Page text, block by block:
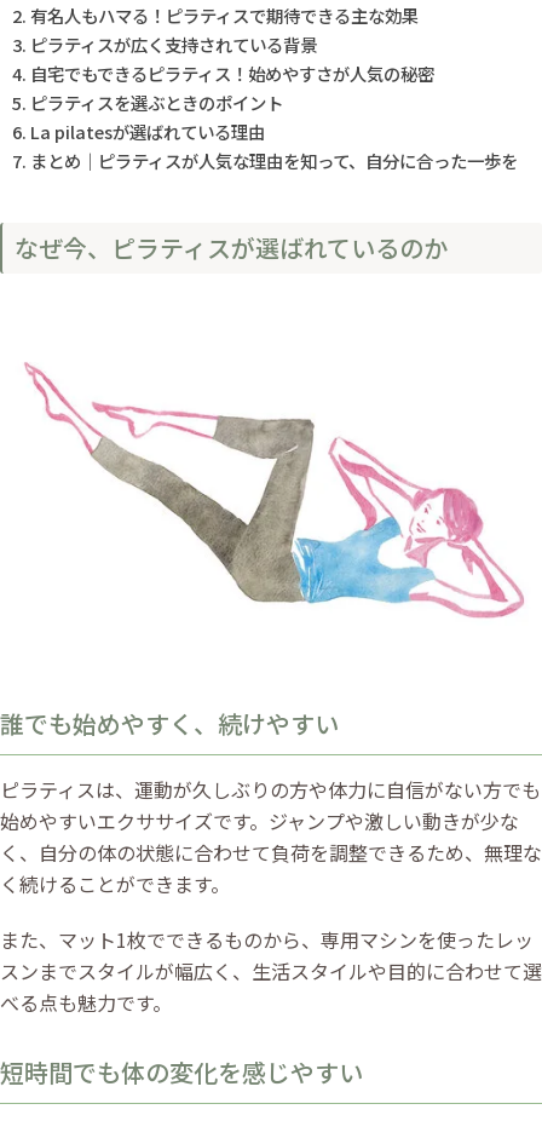
有名人もハマる！ピラティスで期待できる主な効果
ピラティスが広く支持されている背景
自宅でもできるピラティス！始めやすさが人気の秘密
ピラティスを選ぶときのポイント
La pilatesが選ばれている理由
まとめ｜ピラティスが人気な理由を知って、自分に合った一歩を
なぜ今、ピラティスが選ばれているのか
誰でも始めやすく、続けやすい
ピラティスは、運動が久しぶりの方や体力に自信がない方でも
始めやすいエクササイズです。ジャンプや激しい動きが少な
く、自分の体の状態に合わせて負荷を調整できるため、無理な
く続けることができます。
また、マット1枚でできるものから、専用マシンを使ったレッ
スンまでスタイルが幅広く、生活スタイルや目的に合わせて選
べる点も魅力です。
短時間でも体の変化を感じやすい